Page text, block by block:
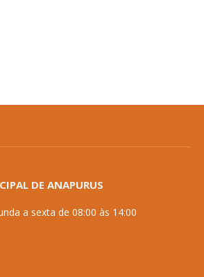
DE ANAPURUS
a sexta de 08:00 às 14:00